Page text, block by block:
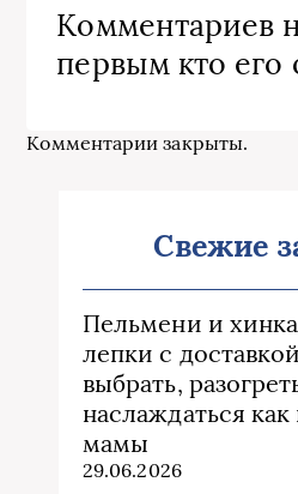
Комментариев
первым кто его
Комментарии закрыты.
Свежие
Пельмени и
лепки с
выбрать,
наслаждаться как
мамы
29.06.2026